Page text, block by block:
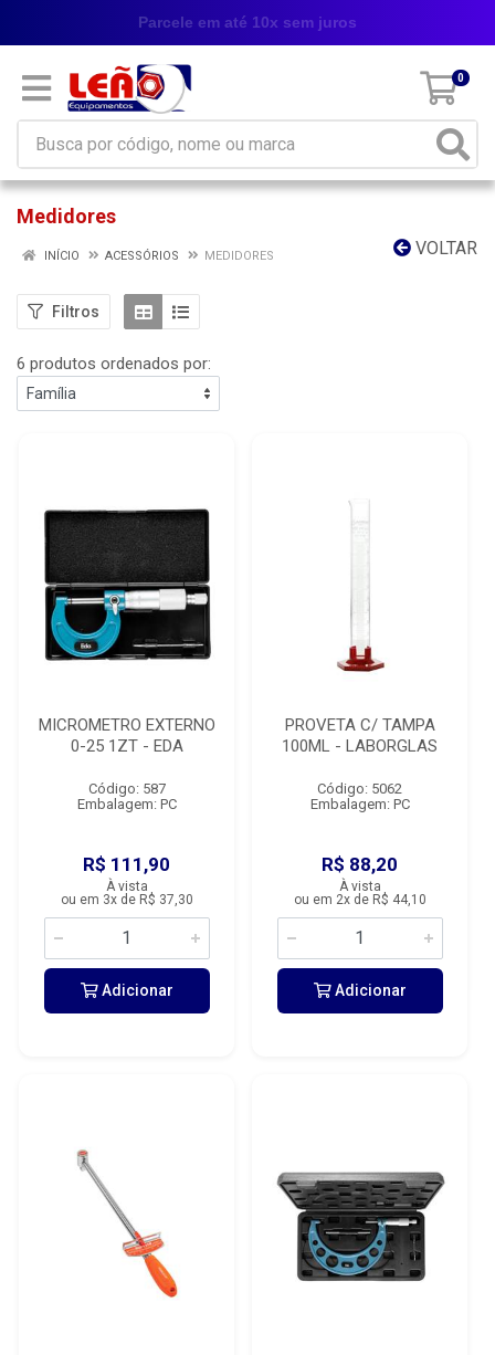
0
Parcele em até 10x sem juros
Medidores
VOLTAR
INÍCIO ACESSÓRIOS MEDIDORES
Filtros
6 produtos ordenados por:
MICROMETRO EXTERNO
0-25 1ZT - EDA
Código: 587
Embalagem: PC
R$ 111,90
À vista
ou em 3x de R$ 37,30
Adicionar
PROVETA C/ TAMPA
100ML - LABORGLAS
Código: 5062
Embalagem: PC
R$ 88,20
À vista
ou em 2x de R$ 44,10
Adicionar